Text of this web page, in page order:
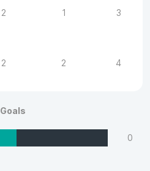
2 1 3
2 2 4
Goals
0